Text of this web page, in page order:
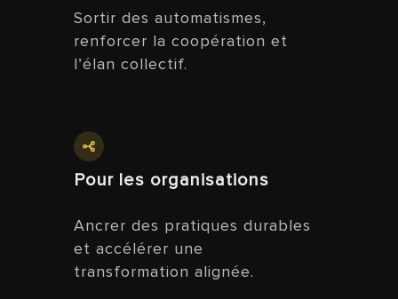
Sortir des automatismes,
renforcer la coopération et
l’élan collectif.
Pour les organisations
Ancrer des pratiques durables
et accélérer une
transformation alignée.